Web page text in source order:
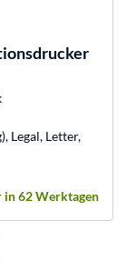
Legal, Letter,
in 62 Werktagen